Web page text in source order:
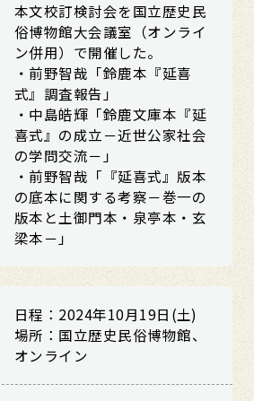
本文校訂検討会を国立歴史民
俗博物館大会議室（オンライ
ン併用）で開催した。
・前野智哉「鈴鹿本『延喜
式』調査報告」
・中島皓輝「鈴鹿文庫本『延
喜式』の成立－近世公家社会
の学問交流－」
・前野智哉「『延喜式』版本
の底本に関する考察－巻一の
版本と土御門本・泉亭本・玄
梁本－」
日程：2024年10月19日(土)
場所：国立歴史民俗博物館、
オンライン